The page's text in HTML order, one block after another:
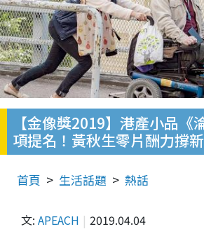
【金像獎2019】港產小品《
項提名！黃秋生零片酬力撐
首頁 生活話題 熱話
文: APEACH 2019.04.04